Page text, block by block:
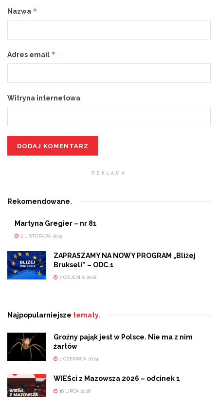
Nazwa *
Adres email *
Witryna internetowa
REKLAMA
Rekomendowane.
Martyna Gregier – nr 81
2 LISTOPADA 2015
ZAPRASZAMY NA NOWY PROGRAM „Bliżej
Brukseli” – ODC.1
7 GRUDNIA 2018
Najpopularniejsze tematy.
Groźny pająk jest w Polsce. Nie ma z nim
żartów
4 CZERWCA 2024
WIEŚci z Mazowsza 2026 – odcinek 1
16 LIPCA 2026